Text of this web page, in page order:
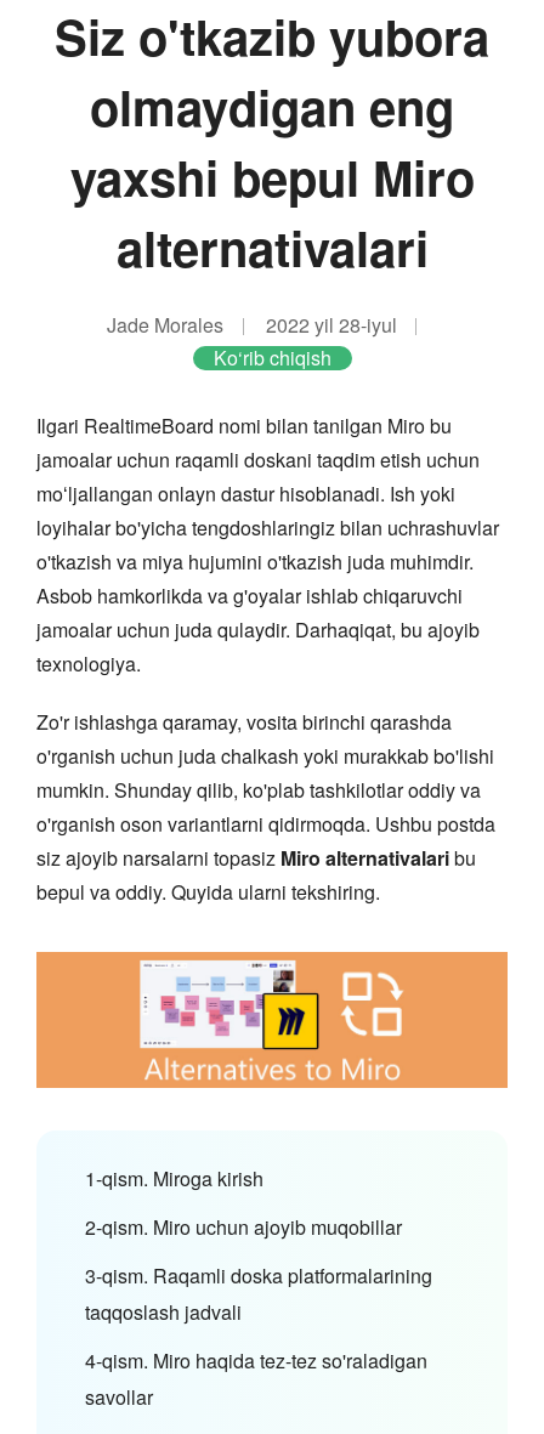
Siz o'tkazib yubora
olmaydigan eng
yaxshi bepul Miro
alternativalari
Jade Morales
2022 yil 28-iyul
Ko‘rib chiqish
Ilgari RealtimeBoard nomi bilan tanilgan Miro bu
jamoalar uchun raqamli doskani taqdim etish uchun
moʻljallangan onlayn dastur hisoblanadi. Ish yoki
loyihalar bo'yicha tengdoshlaringiz bilan uchrashuvlar
o'tkazish va miya hujumini o'tkazish juda muhimdir.
Asbob hamkorlikda va g'oyalar ishlab chiqaruvchi
jamoalar uchun juda qulaydir. Darhaqiqat, bu ajoyib
texnologiya.
Zo'r ishlashga qaramay, vosita birinchi qarashda
o'rganish uchun juda chalkash yoki murakkab bo'lishi
mumkin. Shunday qilib, ko'plab tashkilotlar oddiy va
o'rganish oson variantlarni qidirmoqda. Ushbu postda
siz ajoyib narsalarni topasiz Miro alternativalaribu
bepul va oddiy. Quyida ularni tekshiring.
1-qism. Miroga kirish
2-qism. Miro uchun ajoyib muqobillar
3-qism. Raqamli doska platformalarining
taqqoslash jadvali
4-qism. Miro haqida tez-tez so'raladigan
savollar